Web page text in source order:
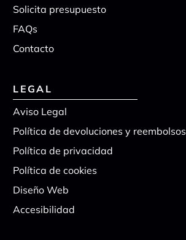
Solicita presupuesto
FAQs
Contacto
LEGAL
Aviso Legal
Política de devoluciones y reembolsos
Política de privacidad
Política de cookies
Diseño Web
Accesibilidad